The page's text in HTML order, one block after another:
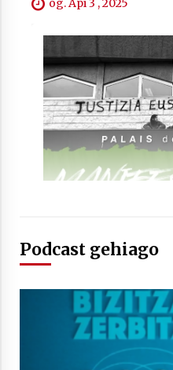
Berria
2021/07/
Hala
EHZtik
2021/07/
og. Api 3 , 2025
Podcast gehiago